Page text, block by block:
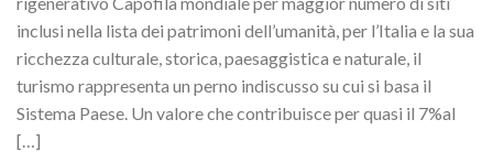
inclusi nella lista dei patrimoni dell’umanità, per l’Italia e la sua
ricchezza culturale, storica, paesaggistica e naturale, il
turismo rappresenta un perno indiscusso su cui si basa il
Sistema Paese. Un valore che contribuisce per quasi il 7%al
[…]